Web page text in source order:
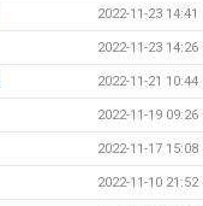
2022-11-23 14:41
2022-11-23 14:26
2022-11-21 10:44
2022-11-19 09:26
2022-11-17 15:08
2022-11-10 21:52